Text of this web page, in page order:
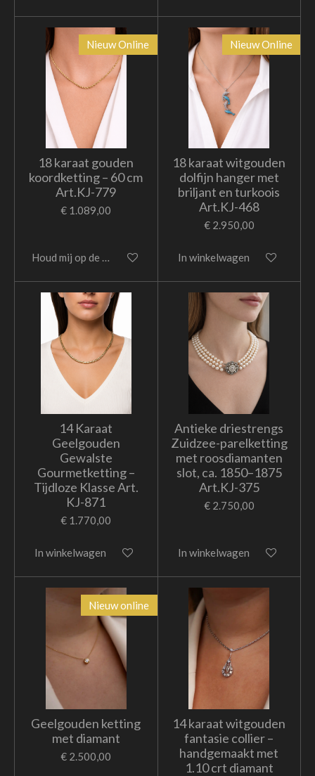
Nieuw Online
18 karaat gouden
koordketting – 60 cm
Art.KJ-779
€ 1.089,00
Houd mij op de hoogte
Nieuw Online
18 karaat witgouden
dolfijn hanger met
briljant en turkoois
Art.KJ-468
€ 2.950,00
In winkelwagen
14 Karaat
Geelgouden
Gewalste
Gourmetketting –
Tijdloze Klasse Art.
KJ-871
€ 1.770,00
In winkelwagen
Antieke driestrengs
Zuidzee-parelketting
met roosdiamanten
slot, ca. 1850–1875
Art.KJ-375
€ 2.750,00
In winkelwagen
Nieuw online
Geelgouden ketting
met diamant
€ 2.500,00
14 karaat witgouden
fantasie collier –
handgemaakt met
1.10 crt diamant